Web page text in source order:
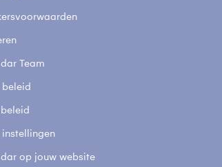
Team
beleid
instellingen
op jouw website